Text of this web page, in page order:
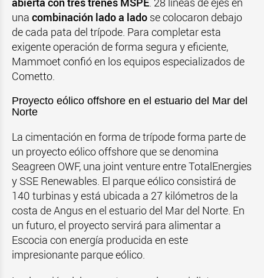
una combinación lado a lado se colocaron debajo
de cada pata del trípode. Para completar esta
exigente operación de forma segura y eficiente,
Mammoet confió en los equipos especializados de
Cometto.
Proyecto eólico offshore en el estuario del Mar del
Norte
La cimentación en forma de trípode forma parte de
un proyecto eólico offshore que se denomina
Seagreen OWF, una joint venture entre TotalEnergies
y SSE Renewables. El parque eólico consistirá de
140 turbinas y está ubicada a 27 kilómetros de la
costa de Angus en el estuario del Mar del Norte. En
un futuro, el proyecto servirá para alimentar a
Escocia con energía producida en este
impresionante parque eólico.